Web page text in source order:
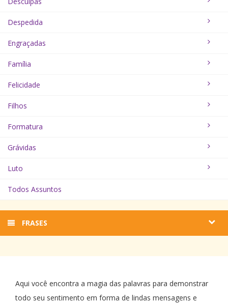
Despedida
Engraçadas
Família
Felicidade
Filhos
Formatura
Grávidas
Luto
Todos Assuntos
FRASES
Aqui você encontra a magia das palavras para demonstrar
todo seu sentimento em forma de lindas mensagens e